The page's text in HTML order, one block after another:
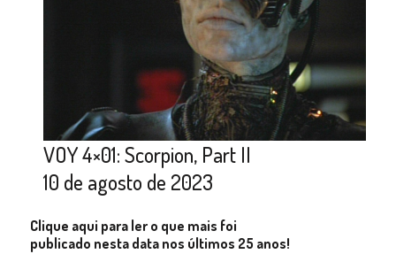
VOY 4×01: Scorpion, Part II
10 de agosto de 2023
Clique aqui para ler o que mais foi
publicado nesta data nos últimos 25 anos!